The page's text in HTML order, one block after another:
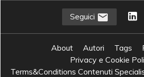
Seguici
About Autori Tags
Privacy e Cookie
Terms&Conditions Contenuti